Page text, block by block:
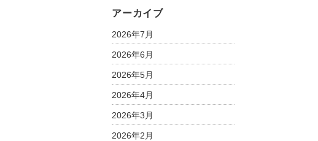
アーカイブ
2026年7月
2026年6月
2026年5月
2026年4月
2026年3月
2026年2月